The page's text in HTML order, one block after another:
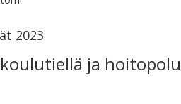
2023
ja